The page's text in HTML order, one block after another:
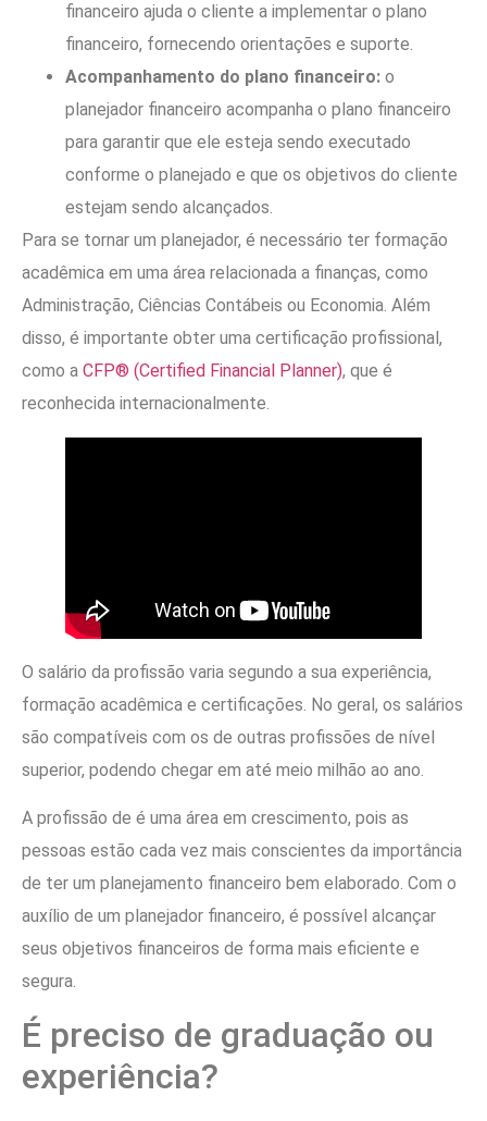
financeiro ajuda o cliente a implementar o plano
financeiro, fornecendo orientações e suporte.
Acompanhamento do plano financeiro: o
planejador financeiro acompanha o plano financeiro
para garantir que ele esteja sendo executado
conforme o planejado e que os objetivos do cliente
estejam sendo alcançados.
Para se tornar um planejador, é necessário ter formação
acadêmica em uma área relacionada a finanças, como
Administração, Ciências Contábeis ou Economia. Além
disso, é importante obter uma certificação profissional,
como a CFP® (Certified Financial Planner), que é
reconhecida internacionalmente.
O salário da profissão varia segundo a sua experiência,
formação acadêmica e certificações. No geral, os salários
são compatíveis com os de outras profissões de nível
superior, podendo chegar em até meio milhão ao ano.
A profissão de é uma área em crescimento, pois as
pessoas estão cada vez mais conscientes da importância
de ter um planejamento financeiro bem elaborado. Com o
auxílio de um planejador financeiro, é possível alcançar
seus objetivos financeiros de forma mais eficiente e
segura.
É preciso de graduação ou
experiência?